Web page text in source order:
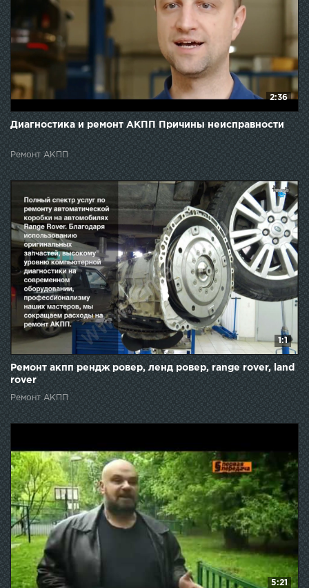
2:36
Диагностика и ремонт АКПП Причины неисправности
Ремонт АКПП
1:1
Ремонт акпп рендж ровер, ленд ровер, range rover, land
rover
Ремонт АКПП
5:21